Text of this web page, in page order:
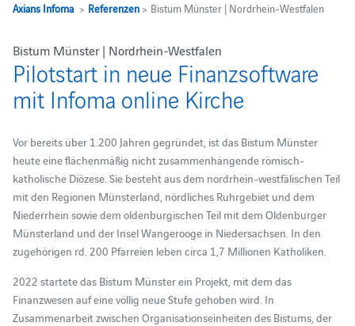
Axians Infoma> Referenzen> Bistum Münster | Nordrhein-Westfalen
Bistum Münster | Nordrhein-Westfalen
Pilotstart in neue Finanzsoftware
mit Infoma online Kirche
Vor bereits über 1.200 Jahren gegründet, ist das Bistum Münster
heute eine flächenmäßig nicht zusammenhängende römisch-
katholische Diözese. Sie besteht aus dem nordrhein-westfälischen Teil
mit den Regionen Münsterland, nördliches Ruhrgebiet und dem
Niederrhein sowie dem oldenburgischen Teil mit dem Oldenburger
Münsterland und der Insel Wangerooge in Niedersachsen. In den
zugehörigen rd. 200 Pfarreien leben circa 1,7 Millionen Katholiken.
2022 startete das Bistum Münster ein Projekt, mit dem das
Finanzwesen auf eine völlig neue Stufe gehoben wird. In
Zusammenarbeit zwischen Organisationseinheiten des Bistums, der